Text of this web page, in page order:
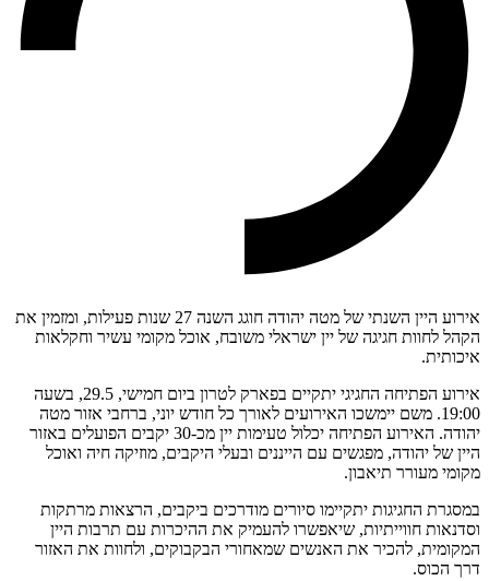
אירוע היין השנתי של מטה יהודה חוגג השנה 27 שנות פעילות, ומזמין את
הקהל לחוות חגיגה של יין ישראלי משובח, אוכל מקומי עשיר וחקלאות
איכותית.
אירוע הפתיחה החגיגי יתקיים בפארק לטרון ביום חמישי, 29.5, בשעה
19:00. משם יימשכו האירועים לאורך כל חודש יוני, ברחבי אזור מטה
יהודה. האירוע הפתיחה יכלול טעימות יין מכ-30 יקבים הפועלים באזור
היין של יהודה, מפגשים עם הייננים ובעלי היקבים, מוזיקה חיה ואוכל
מקומי מעורר תיאבון.
במסגרת החגיגות יתקיימו סיורים מודרכים ביקבים, הרצאות מרתקות
וסדנאות חווייתיות, שיאפשרו להעמיק את ההיכרות עם תרבות היין
המקומית, להכיר את האנשים שמאחורי הבקבוקים, ולחוות את האזור
דרך הכוס.